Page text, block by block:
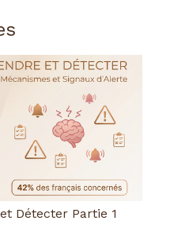
Détecter Partie 1